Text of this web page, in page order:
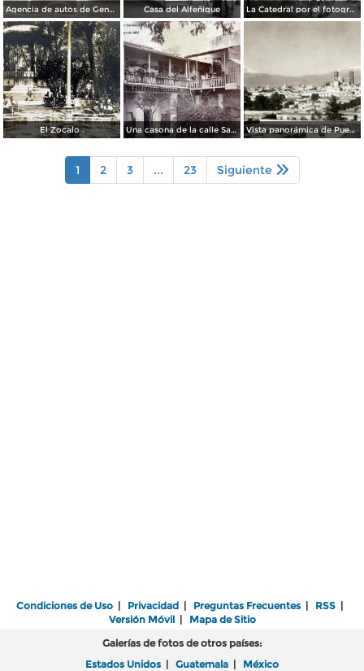
Agencia de autos de General Motors Casa del Alfeñique La Catedral por el fotografo William H. Rau.
El Zocalo . Una casona de la calle Santa Ines # 5 ( Fechada el 5 de Mayo de 1892 ). Vista panorámica de Puebla, con volcanes Popocatépetl (izq.) e Iztaccíhuatl (der.)
1 2 3 ... 23 Siguiente
Condiciones de Uso | Privacidad | Preguntas Frecuentes | RSS |
Versión Móvil| Mapa de Sitio
Galerías de fotos de otros países:
Estados Unidos | Guatemala | México